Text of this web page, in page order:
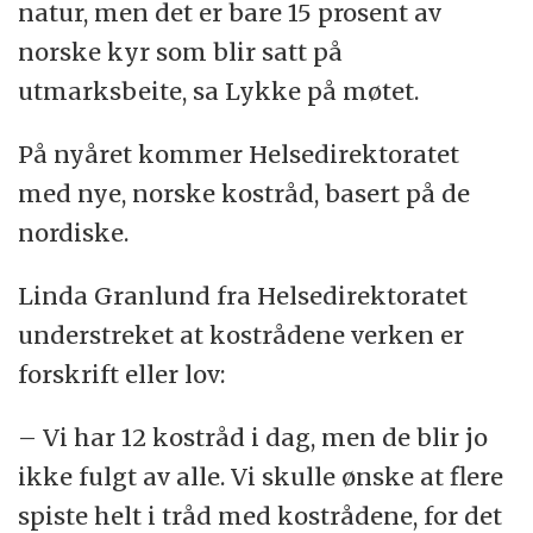
natur, men det er bare 15 prosent av
norske kyr som blir satt på
utmarksbeite, sa Lykke på møtet.
På nyåret kommer Helsedirektoratet
med nye, norske kostråd, basert på de
nordiske.
Linda Granlund fra Helsedirektoratet
understreket at kostrådene verken er
forskrift eller lov:
– Vi har 12 kostråd i dag, men de blir jo
ikke fulgt av alle. Vi skulle ønske at flere
spiste helt i tråd med kostrådene, for det